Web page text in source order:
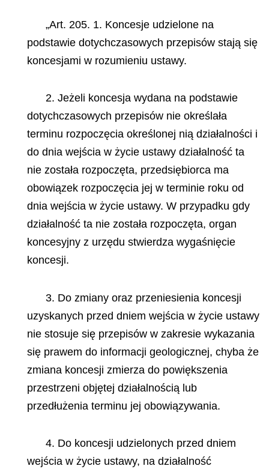
„Art. 205. 1. Koncesje udzielone na
podstawie dotychczasowych przepisów stają się
koncesjami w rozumieniu ustawy.
2. Jeżeli koncesja wydana na podstawie
dotychczasowych przepisów nie określała
terminu rozpoczęcia określonej nią działalności i
do dnia wejścia w życie ustawy działalność ta
nie została rozpoczęta, przedsiębiorca ma
obowiązek rozpoczęcia jej w terminie roku od
dnia wejścia w życie ustawy. W przypadku gdy
działalność ta nie została rozpoczęta, organ
koncesyjny z urzędu stwierdza wygaśnięcie
koncesji.
3. Do zmiany oraz przeniesienia koncesji
uzyskanych przed dniem wejścia w życie ustawy
nie stosuje się przepisów w zakresie wykazania
się prawem do informacji geologicznej, chyba że
zmiana koncesji zmierza do powiększenia
przestrzeni objętej działalnością lub
przedłużenia terminu jej obowiązywania.
4. Do koncesji udzielonych przed dniem
wejścia w życie ustawy, na działalność